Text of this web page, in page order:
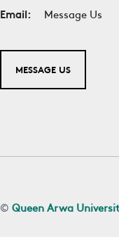
Email:
Message Us
MESSAGE US
©Queen Arwa